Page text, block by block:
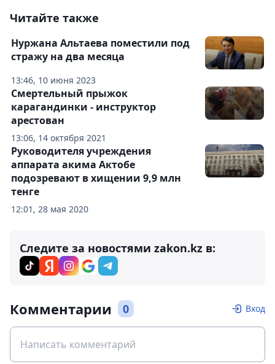
Читайте также
13:46, 10 июня 2023
Нуржана Альтаева поместили под
стражу на два месяца
13:06, 14 октября 2021
Смертельный прыжок
карагандинки - инструктор
арестован
12:01, 28 мая 2020
Руководителя учреждения
аппарата акима Актобе
подозревают в хищении 9,9 млн
тенге
Следите за новостями zakon.kz в:
Комментарии 0 Вход